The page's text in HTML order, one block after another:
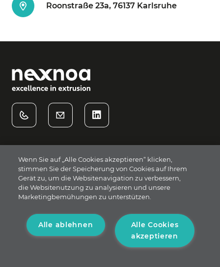
Roonstraße 23a, 76137 Karlsruhe
nexnoa GmbH
Durmersheimer Str. 188a
76189 Karlsruhe
contact@nexnoa.com
Wenn Sie auf „Alle Cookies akzeptieren“ klicken,
stimmen Sie der Speicherung von Cookies auf Ihrem
Gerät zu, um die Websitenavigation zu verbessern,
die Websitenutzung zu analysieren und unsere
Marketingbemühungen zu unterstützen.
Alle Cookies
akzeptieren
Alle ablehnen